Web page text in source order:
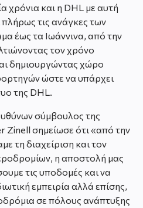
χρόνια και η DHL με αυτή
τις ανάγκες των
έως τα Ιωάννινα, από την
τον χρόνο
δημιουργώντας χώρο
ώστε να υπάρχει
της DHL.
σύμβουλος της
σημείωσε ότι «από την
τη διαχείριση και τον
η αποστολή μας
τις υποδομές και να
εμπειρία αλλά επίσης,
σε πόλους ανάπτυξης